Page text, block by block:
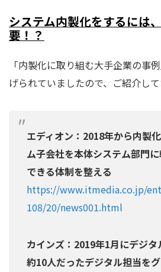
システム内製化をするには
要！？
「内製化に取り組む大手企業の事
げられていましたので、ご紹介して
エディオン：2018年から内製
ム子会社を本体システム部門
できる体制を整える
https://www.itmedia.co.jp/
108/20/news001.html
カインズ：2019年1月にデジタ
約10人だったデジタル担当を